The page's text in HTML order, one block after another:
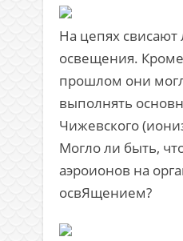
На цепях свисают
освещения.
прошлом они
выполнять
Чижевского
Могло ли быть,
аэроионов на
освЯщением?